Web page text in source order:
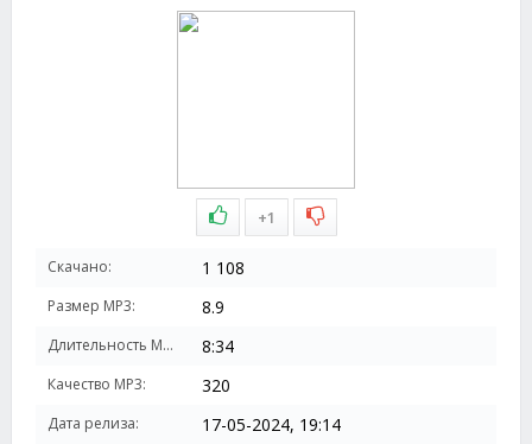
+1
Скачано: 1 108
Размер MP3: 8.9
Длительность MP3: 8:34
Качество MP3: 320
Дата релиза: 17-05-2024, 19:14